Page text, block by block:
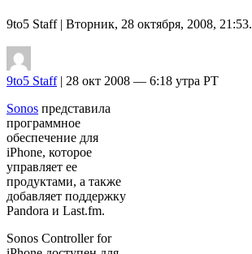
9to5 Staff| Вторник, 28 октября, 2008, 21:53.
9to5 Staff| 28 окт 2008 — 6:18 утра PT
Sonos представила
программное
обеспечение для
iPhone, которое
управляет ее
продуктами, а также
добавляет поддержку
Pandora и Last.fm.
Sonos Controller for